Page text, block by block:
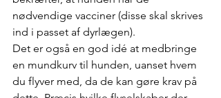
nødvendige vacciner (disse skal skrives
ind i passet af dyrlægen).
Det er også en god idé at medbringe
en mundkurv til hunden, uanset hvem
du flyver med, da de kan gøre krav på